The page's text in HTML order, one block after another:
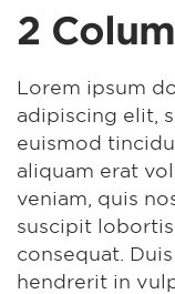
2
Lorem ipsum
adipiscing elit,
euismod
aliquam erat
veniam, quis
suscipit
consequat.
hendrerit in